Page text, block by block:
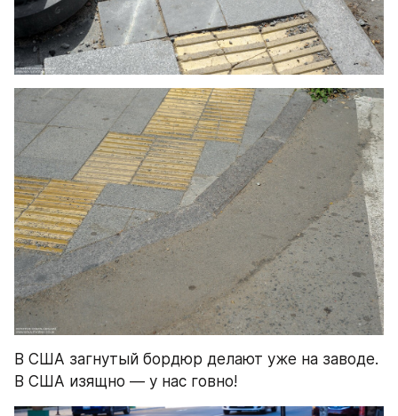
В США загнутый бордюр делают уже на заводе.
В США изящно — у нас говно!